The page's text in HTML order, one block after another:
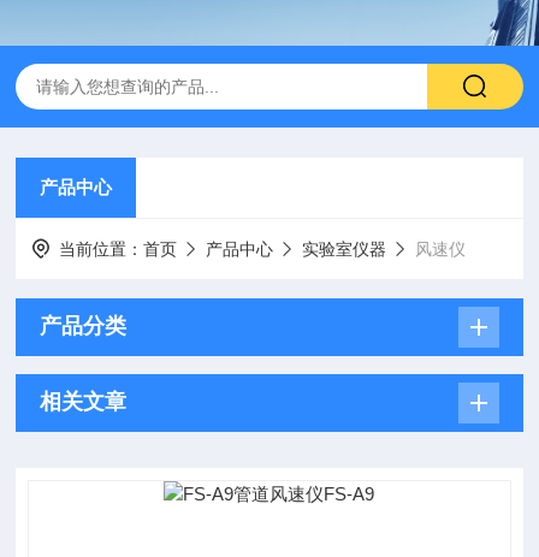
产品中心
当前位置：首页 产品中心 实验室仪器 风速仪
产品分类
相关文章